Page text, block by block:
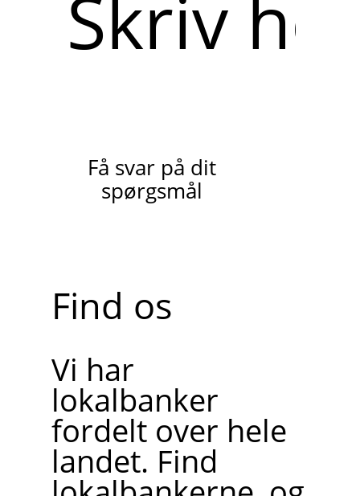
her
Få svar på dit
spørgsmål
Find os
Vi har
lokalbanker
fordelt over hele
landet. Find